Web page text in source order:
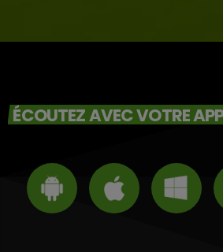
ÉCOUTEZ AVEC VOTRE